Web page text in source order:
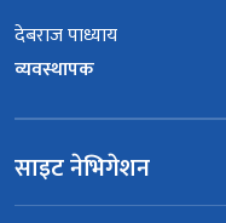
देबराज पाध्याय
व्यवस्थापक
साइट नेभिगेशन